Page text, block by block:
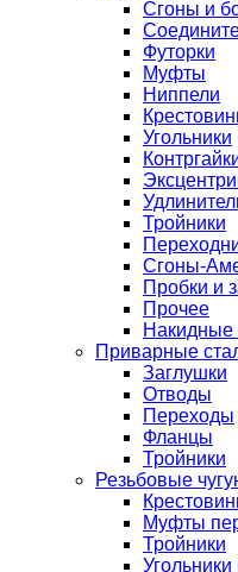
Сгоны и
Футорки
Муфты
Ниппели
Угольники
Тройники
Сгоны-
Пробки и
Прочее
Накидные
Приварные
Заглушки
Отводы
Переходы
Фланцы
Тройники
Резьбовые
Муфты
Тройники